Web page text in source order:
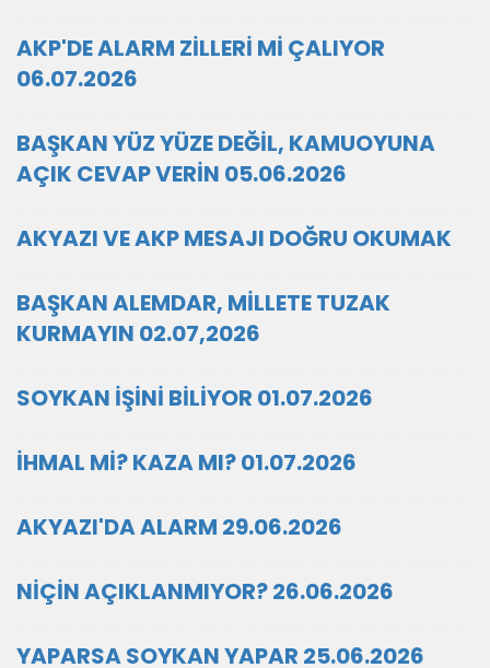
AKP'DE ALARM ZİLLERİ Mİ ÇALIYOR
06.07.2026
BAŞKAN YÜZ YÜZE DEĞİL, KAMUOYUNA
AÇIK CEVAP VERİN 05.06.2026
AKYAZI VE AKP MESAJI DOĞRU OKUMAK
BAŞKAN ALEMDAR, MİLLETE TUZAK
KURMAYIN 02.07,2026
SOYKAN İŞİNİ BİLİYOR 01.07.2026
İHMAL Mİ? KAZA MI? 01.07.2026
AKYAZI'DA ALARM 29.06.2026
NİÇİN AÇIKLANMIYOR? 26.06.2026
YAPARSA SOYKAN YAPAR 25.06.2026